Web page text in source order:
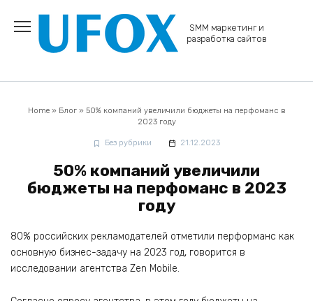
содержанию
SMM маркетинг и
разработка сайтов
Home» Блог» 50% компаний увеличили бюджеты на перфоманс в
2023 году
Без рубрики 21.12.2023
50% компаний увеличили
бюджеты на перфоманс в 2023
году
80% российских рекламодателей отметили перформанс как
основную бизнес-задачу на 2023 год, говорится в
исследовании агентства Zen Mobile.